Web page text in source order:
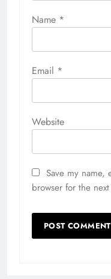
Name *
Email *
Website
Save my name,
browser for the